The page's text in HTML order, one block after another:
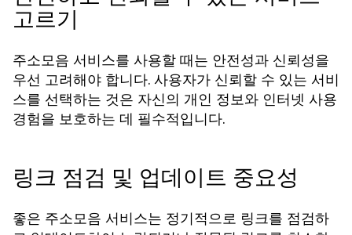
고르기
주소모음 서비스를 사용할 때는 안전성과 신뢰성을
우선 고려해야 합니다. 사용자가 신뢰할 수 있는 서비
스를 선택하는 것은 자신의 개인 정보와 인터넷 사용
경험을 보호하는 데 필수적입니다.
링크 점검 및 업데이트 중요성
좋은 주소모음 서비스는 정기적으로 링크를 점검하